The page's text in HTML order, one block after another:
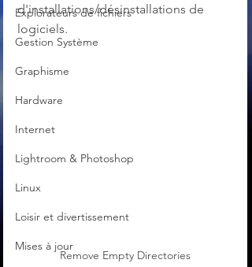
Explorateurs de fichiers
Gestion Système
Graphisme
Hardware
Internet
Lightroom & Photoshop
Linux
Loisir et divertissement
Mises à jour
d'installations/désinstallations de
logiciels.
Remove Empty Directories